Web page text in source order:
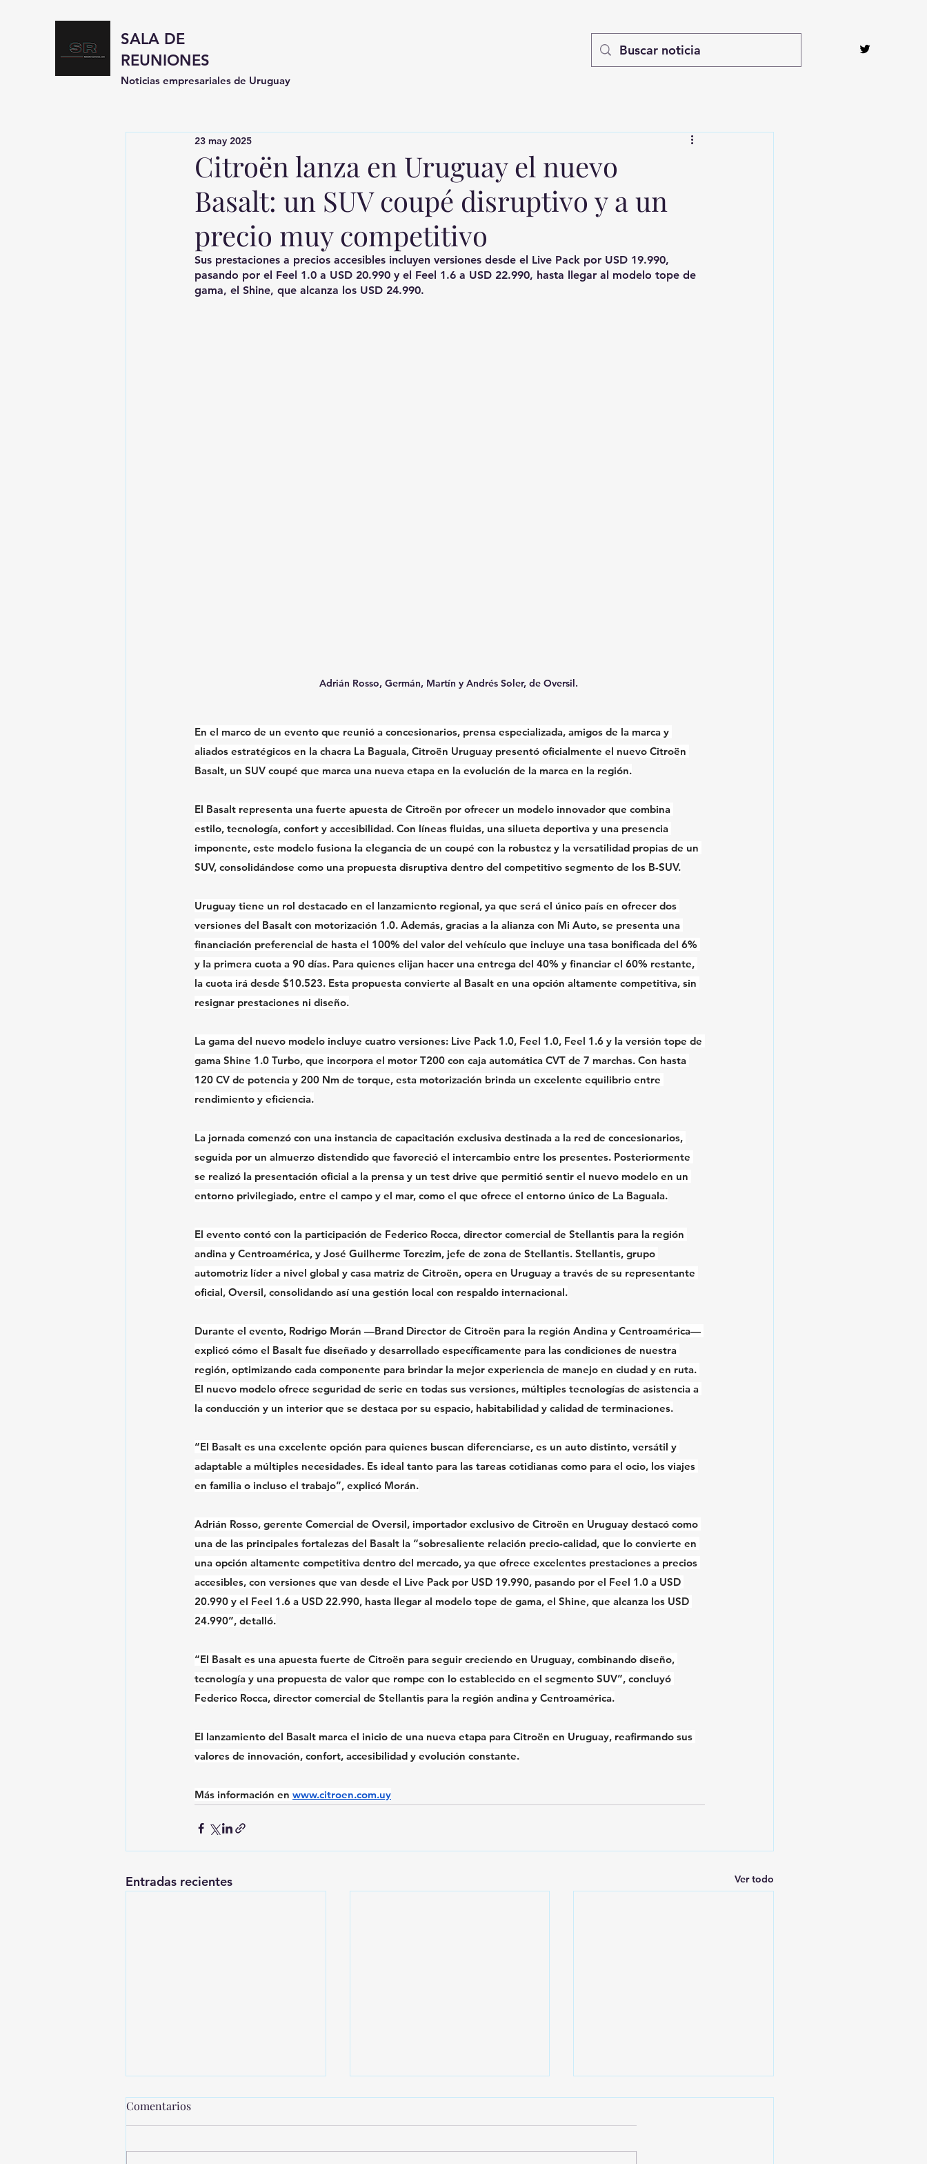
SALA DE
REUNIONES
Noticias empresariales de Uruguay
Citroën lanza en Uruguay el nuevo
Basalt: un SUV coupé disruptivo y a un
precio muy competitivo
23 may 2025
Sus prestaciones a precios accesibles incluyen versiones desde el Live Pack por USD 19.990,
pasando por el Feel 1.0 a USD 20.990 y el Feel 1.6 a USD 22.990, hasta llegar al modelo tope de
gama, el Shine, que alcanza los USD 24.990.
Adrián Rosso, Germán, Martín y Andrés Soler, de Oversil.
En el marco de un evento que reunió a concesionarios, prensa especializada, amigos de la marca y
aliados estratégicos en la chacra La Baguala, Citroën Uruguay presentó oficialmente el nuevo Citroën
Basalt, un SUV coupé que marca una nueva etapa en la evolución de la marca en la región.
El Basalt representa una fuerte apuesta de Citroën por ofrecer un modelo innovador que combina
estilo, tecnología, confort y accesibilidad. Con líneas fluidas, una silueta deportiva y una presencia
imponente, este modelo fusiona la elegancia de un coupé con la robustez y la versatilidad propias de un
SUV, consolidándose como una propuesta disruptiva dentro del competitivo segmento de los B-SUV.
Uruguay tiene un rol destacado en el lanzamiento regional, ya que será el único país en ofrecer dos
versiones del Basalt con motorización 1.0. Además, gracias a la alianza con Mi Auto, se presenta una
financiación preferencial de hasta el 100% del valor del vehículo que incluye una tasa bonificada del 6%
y la primera cuota a 90 días. Para quienes elijan hacer una entrega del 40% y financiar el 60% restante,
la cuota irá desde $10.523. Esta propuesta convierte al Basalt en una opción altamente competitiva, sin
resignar prestaciones ni diseño.
La gama del nuevo modelo incluye cuatro versiones: Live Pack 1.0, Feel 1.0, Feel 1.6 y la versión tope de
gama Shine 1.0 Turbo, que incorpora el motor T200 con caja automática CVT de 7 marchas. Con hasta
120 CV de potencia y 200 Nm de torque, esta motorización brinda un excelente equilibrio entre
rendimiento y eficiencia.
La jornada comenzó con una instancia de capacitación exclusiva destinada a la red de concesionarios,
seguida por un almuerzo distendido que favoreció el intercambio entre los presentes. Posteriormente
se realizó la presentación oficial a la prensa y un test drive que permitió sentir el nuevo modelo en un
entorno privilegiado, entre el campo y el mar, como el que ofrece el entorno único de La Baguala.
El evento contó con la participación de Federico Rocca, director comercial de Stellantis para la región
andina y Centroamérica, y José Guilherme Torezim, jefe de zona de Stellantis. Stellantis, grupo
automotriz líder a nivel global y casa matriz de Citroën, opera en Uruguay a través de su representante
oficial, Oversil, consolidando así una gestión local con respaldo internacional.
Durante el evento, Rodrigo Morán —Brand Director de Citroën para la región Andina y Centroamérica—
explicó cómo el Basalt fue diseñado y desarrollado específicamente para las condiciones de nuestra
región, optimizando cada componente para brindar la mejor experiencia de manejo en ciudad y en ruta.
El nuevo modelo ofrece seguridad de serie en todas sus versiones, múltiples tecnologías de asistencia a
la conducción y un interior que se destaca por su espacio, habitabilidad y calidad de terminaciones.
“El Basalt es una excelente opción para quienes buscan diferenciarse, es un auto distinto, versátil y
adaptable a múltiples necesidades. Es ideal tanto para las tareas cotidianas como para el ocio, los viajes
en familia o incluso el trabajo”, explicó Morán.
Adrián Rosso, gerente Comercial de Oversil, importador exclusivo de Citroën en Uruguay destacó como
una de las principales fortalezas del Basalt la “sobresaliente relación precio-calidad, que lo convierte en
una opción altamente competitiva dentro del mercado, ya que ofrece excelentes prestaciones a precios
accesibles, con versiones que van desde el Live Pack por USD 19.990, pasando por el Feel 1.0 a USD
20.990 y el Feel 1.6 a USD 22.990, hasta llegar al modelo tope de gama, el Shine, que alcanza los USD
24.990”, detalló.
“El Basalt es una apuesta fuerte de Citroën para seguir creciendo en Uruguay, combinando diseño,
tecnología y una propuesta de valor que rompe con lo establecido en el segmento SUV”, concluyó
Federico Rocca, director comercial de Stellantis para la región andina y Centroamérica.
El lanzamiento del Basalt marca el inicio de una nueva etapa para Citroën en Uruguay, reafirmando sus
valores de innovación, confort, accesibilidad y evolución constante.
Más información en www.citroen.com.uy
Entradas recientes Ver todo
Comentarios